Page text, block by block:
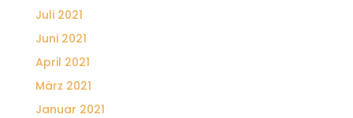
Juli 2021
Juni 2021
April 2021
März 2021
Januar 2021